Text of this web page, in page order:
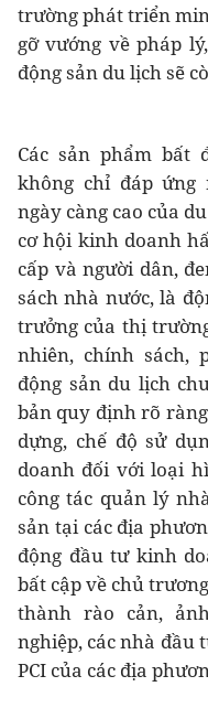
trường phát triển
gỡ vướng về pháp
động sản du lịch sẽ
Các sản phẩm bất
không chỉ đáp
ngày càng cao của
cơ hội kinh doanh
cấp và người dân,
sách nhà nước, là
trưởng của thị
nhiên, chính sách,
động sản du lịch
bản quy định rõ
dựng, chế độ sử
doanh đối với loại
công tác quản lý
sản tại các địa
động đầu tư kinh
bất cập về chủ
thành rào cản,
nghiệp, các nhà đầu
PCI của các địa